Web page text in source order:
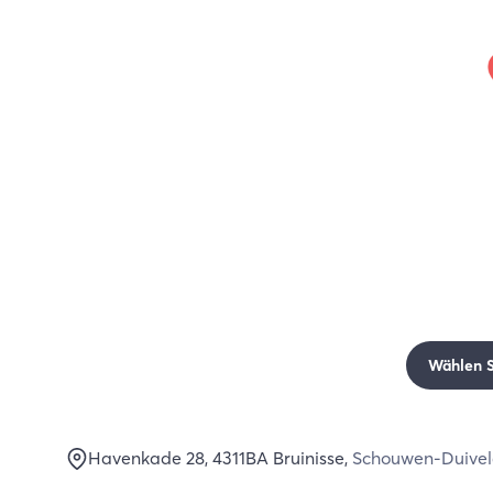
Wählen
Havenkade 28, 4311BA Bruinisse, Schouwen-